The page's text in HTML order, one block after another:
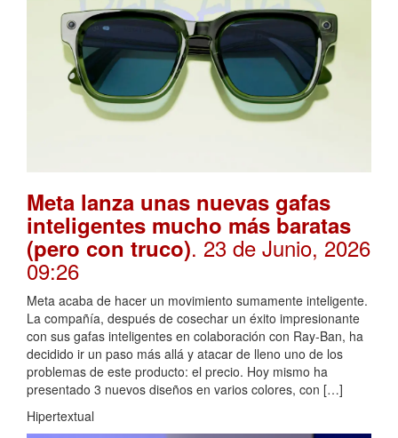
Meta lanza unas nuevas gafas
inteligentes mucho más baratas
(pero con truco). 23 de Junio, 2026
09:26
Meta acaba de hacer un movimiento sumamente inteligente.
La compañía, después de cosechar un éxito impresionante
con sus gafas inteligentes en colaboración con Ray-Ban, ha
decidido ir un paso más allá y atacar de lleno uno de los
problemas de este producto: el precio. Hoy mismo ha
presentado 3 nuevos diseños en varios colores, con […]
Hipertextual